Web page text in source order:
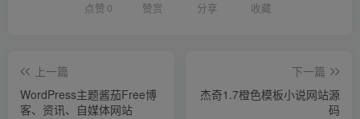
点赞 0 赞赏 分享 收藏
上一篇
WordPress主题酱茄Free博
客、资讯、自媒体网站
下一篇
杰奇1.7橙色模板小说网站源
码